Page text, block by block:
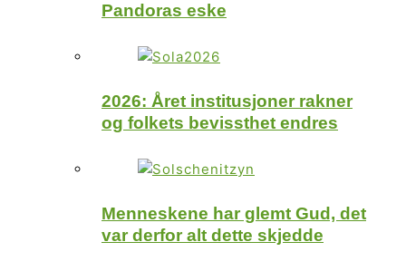
Pandoras eske
2026: Året institusjoner rakner
og folkets bevissthet endres
Menneskene har glemt Gud, det
var derfor alt dette skjedde